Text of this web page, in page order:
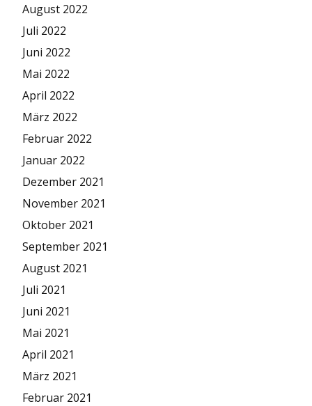
August 2022
Juli 2022
Juni 2022
Mai 2022
April 2022
März 2022
Februar 2022
Januar 2022
Dezember 2021
November 2021
Oktober 2021
September 2021
August 2021
Juli 2021
Juni 2021
Mai 2021
April 2021
März 2021
Februar 2021